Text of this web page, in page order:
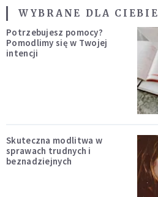
WYBRANE DLA CIEBIE
Potrzebujesz pomocy?
Pomodlimy się w Twojej
intencji
Skuteczna modlitwa w
sprawach trudnych i
beznadziejnych